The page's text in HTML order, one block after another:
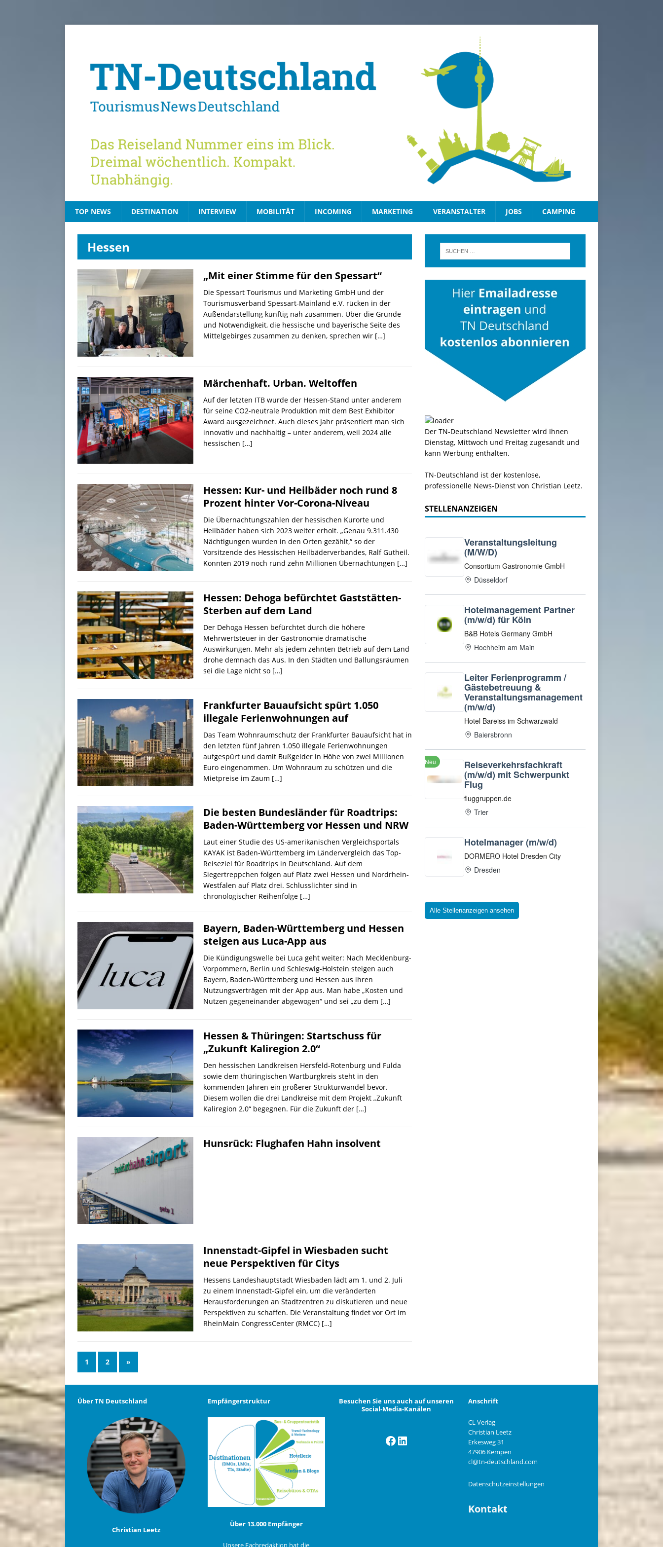
TOP NEWS DESTINATION INTERVIEW MOBILITÄT INCOMING MARKETING VERANSTALTER JOBS CAMPING
Hessen
„Mit einer Stimme für den Spessart“
Die Spessart Tourismus und Marketing GmbH und der
Tourismusverband Spessart-Mainland e.V. rücken in der
Außendarstellung künftig nah zusammen. Über die Gründe
und Notwendigkeit, die hessische und bayerische Seite des
Mittelgebirges zusammen zu denken, sprechen wir […]
Märchenhaft. Urban. Weltoffen
Auf der letzten ITB wurde der Hessen-Stand unter anderem
für seine CO2-neutrale Produktion mit dem Best Exhibitor
Award ausgezeichnet. Auch dieses Jahr präsentiert man sich
innovativ und nachhaltig – unter anderem, weil 2024 alle
hessischen […]
Hessen: Kur- und Heilbäder noch rund 8
Prozent hinter Vor-Corona-Niveau
Die Übernachtungszahlen der hessischen Kurorte und
Heilbäder haben sich 2023 weiter erholt. „Genau 9.311.430
Nächtigungen wurden in den Orten gezählt,“ so der
Vorsitzende des Hessischen Heilbäderverbandes, Ralf Gutheil.
Konnten 2019 noch rund zehn Millionen Übernachtungen […]
Hessen: Dehoga befürchtet Gaststätten-
Sterben auf dem Land
Der Dehoga Hessen befürchtet durch die höhere
Mehrwertsteuer in der Gastronomie dramatische
Auswirkungen. Mehr als jedem zehnten Betrieb auf dem Land
drohe demnach das Aus. In den Städten und Ballungsräumen
sei die Lage nicht so […]
Frankfurter Bauaufsicht spürt 1.050
illegale Ferienwohnungen auf
Das Team Wohnraumschutz der Frankfurter Bauaufsicht hat in
den letzten fünf Jahren 1.050 illegale Ferienwohnungen
aufgespürt und damit Bußgelder in Höhe von zwei Millionen
Euro eingenommen. Um Wohnraum zu schützen und die
Mietpreise im Zaum […]
Die besten Bundesländer für Roadtrips:
Baden-Württemberg vor Hessen und NRW
Laut einer Studie des US-amerikanischen Vergleichsportals
KAYAK ist Baden-Württemberg im Ländervergleich das Top-
Reiseziel für Roadtrips in Deutschland. Auf dem
Siegertreppchen folgen auf Platz zwei Hessen und Nordrhein-
Westfalen auf Platz drei. Schlusslichter sind in
chronologischer Reihenfolge […]
Bayern, Baden-Württemberg und Hessen
steigen aus Luca-App aus
Die Kündigungswelle bei Luca geht weiter: Nach Mecklenburg-
Vorpommern, Berlin und Schleswig-Holstein steigen auch
Bayern, Baden-Württemberg und Hessen aus ihren
Nutzungsverträgen mit der App aus. Man habe „Kosten und
Nutzen gegeneinander abgewogen“ und sei „zu dem […]
Hessen & Thüringen: Startschuss für
„Zukunft Kaliregion 2.0“
Den hessischen Landkreisen Hersfeld-Rotenburg und Fulda
sowie dem thüringischen Wartburgkreis steht in den
kommenden Jahren ein größerer Strukturwandel bevor.
Diesem wollen die drei Landkreise mit dem Projekt „Zukunft
Kaliregion 2.0“ begegnen. Für die Zukunft der […]
Hunsrück: Flughafen Hahn insolvent
Innenstadt-Gipfel in Wiesbaden sucht
neue Perspektiven für Citys
Hessens Landeshauptstadt Wiesbaden lädt am 1. und 2. Juli
zu einem Innenstadt-Gipfel ein, um die veränderten
Herausforderungen an Stadtzentren zu diskutieren und neue
Perspektiven zu schaffen. Die Veranstaltung findet vor Ort im
RheinMain CongressCenter (RMCC) […]
1 2 »
Der TN-Deutschland Newsletter wird Ihnen
Dienstag, Mittwoch und Freitag zugesandt und
kann Werbung enthalten.
TN-Deutschland ist der kostenlose,
professionelle News-Dienst von Christian Leetz.
STELLENANZEIGEN
Alle Stellenanzeigen ansehen
Über TN Deutschland
Christian Leetz
Empfängerstruktur
Über 13.000 Empfänger
Unsere Fachredaktion hat die
Besuchen Sie uns auch auf unseren
Social-Media-Kanälen
Facebook
LinkedIn
Anschrift
CL Verlag
Christian Leetz
Erkesweg 31
47906 Kempen
cl@tn-deutschland.com
Datenschutzeinstellungen
Kontakt